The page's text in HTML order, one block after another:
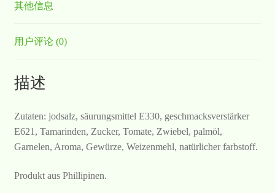
其他信息
用户评论 (0)
描述
Zutaten: jodsalz, säurungsmittel E330, geschmacksverstärker
E621, Tamarinden, Zucker, Tomate, Zwiebel, palmöl,
Garnelen, Aroma, Gewürze, Weizenmehl, natürlicher farbstoff.
Produkt aus Phillipinen.